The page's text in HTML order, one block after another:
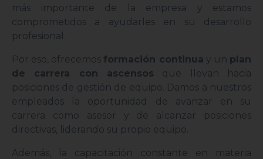
más importante de la empresa y estamos
comprometidos a ayudarles en su desarrollo
profesional.
Por eso, ofrecemos formación continua y un plan
de carrera con ascensos que llevan hacia
posiciones de gestión de equipo. Damos a nuestros
empleados la oportunidad de avanzar en su
carrera como asesor y de alcanzar posiciones
directivas, liderando su propio equipo.
Además, la capacitación constante en materia